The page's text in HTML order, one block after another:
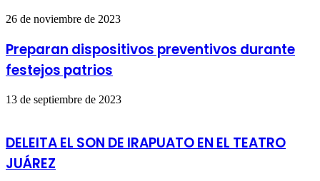
26 de noviembre de 2023
Preparan dispositivos preventivos durante
festejos patrios
13 de septiembre de 2023
DELEITA EL SON DE IRAPUATO EN EL TEATRO
JUÁREZ